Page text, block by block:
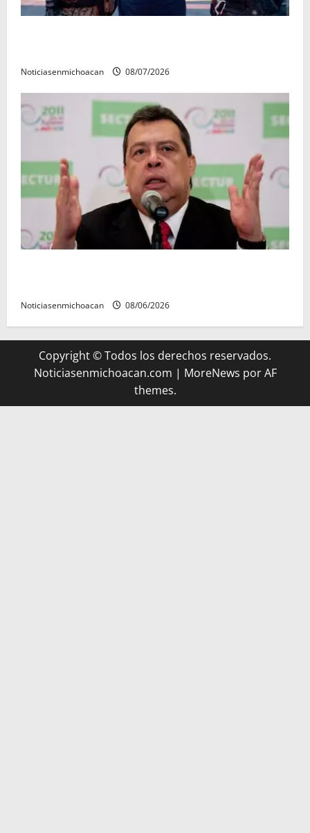
Noticiasenmichoacan 08/07/2026
Noticiasenmichoacan 08/06/2026
Copyright © Todos los derechos reservados.
Noticiasenmichoacan.com | MoreNews por AF
themes.